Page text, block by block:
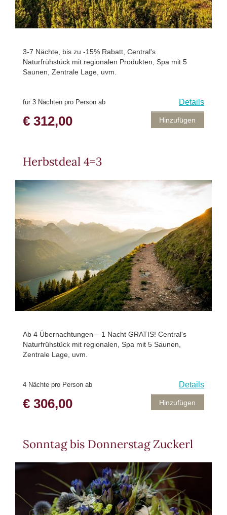
3-7 Nächte, bis zu -15% Rabatt, Central's
Naturfrühstück mit regionalen Produkten, Spa mit 5
Saunen, Zentrale Lage, uvm.
für 3 Nächten pro Person ab
€ 312,00
Details
Hinzufügen
Herbstdeal 4=3
Ab 4 Übernachtungen – 1 Nacht GRATIS! Central's
Naturfrühstück mit regionalen, Spa mit 5 Saunen,
Zentrale Lage, uvm.
4 Nächte pro Person ab
€ 306,00
Details
Hinzufügen
Sonntag bis Donnerstag Zuckerl